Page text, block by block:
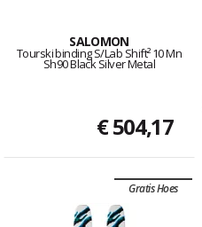
SALOMON
Tourski binding S/Lab Shift² 10 Mn
Sh90 Black Silver Metal
€ 504,17
Gratis Hoes